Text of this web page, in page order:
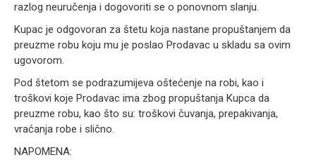
razlog neuručenja i dogovoriti se o ponovnom slanju.
Kupac je odgovoran za štetu koja nastane propuštanjem da
preuzme robu koju mu je poslao Prodavac u skladu sa ovim
ugovorom.
Pod štetom se podrazumijeva oštećenje na robi, kao i
troškovi koje Prodavac ima zbog propuštanja Kupca da
preuzme robu, kao što su: troškovi čuvanja, prepakivanja,
vraćanja robe i slično.
NAPOMENA: